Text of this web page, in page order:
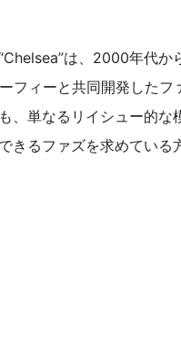
は、2000年代
フィーと共同開発した
、単なるリイシュー的
るファズを求めている